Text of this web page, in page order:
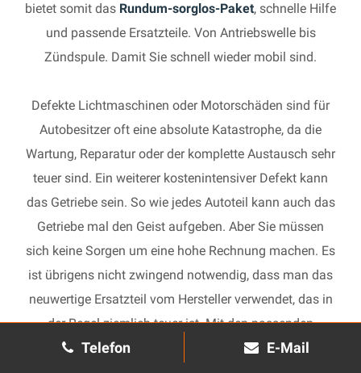
Telefon E-Mail
bietet somit das Rundum-sorglos-Paket, schnelle Hilfe
und passende Ersatzteile. Von Antriebswelle bis
Zündspule. Damit Sie schnell wieder mobil sind.
Defekte Lichtmaschinen oder Motorschäden sind für
Autobesitzer oft eine absolute Katastrophe, da die
Wartung, Reparatur oder der komplette Austausch sehr
teuer sind. Ein weiterer kostenintensiver Defekt kann
das Getriebe sein. So wie jedes Autoteil kann auch das
Getriebe mal den Geist aufgeben. Aber Sie müssen
sich keine Sorgen um eine hohe Rechnung machen. Es
ist übrigens nicht zwingend notwendig, dass man das
neuwertige Ersatzteil vom Hersteller verwendet, das in
der Regel ziemlich teuer ist. Mit den passenden
Ersatzteilen kann jedes gebrauchte Getriebe schnell